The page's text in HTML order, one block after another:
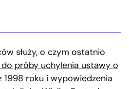
służy, o czym ostatnio
próby uchylenia ustawy o
1998 roku i wypowiedzenia